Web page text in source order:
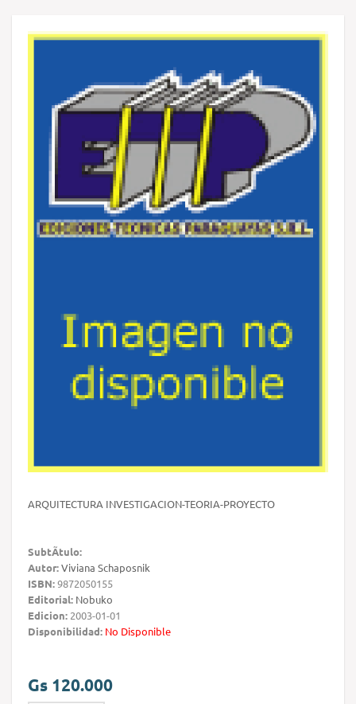
ARQUITECTURA INVESTIGACION-TEORIA-PROYECTO
SubtÃ­tulo:
Autor:Viviana Schaposnik
ISBN:9872050155
Editorial: Nobuko
Edicion: 2003-01-01
Disponibilidad: No Disponible
Gs 120.000